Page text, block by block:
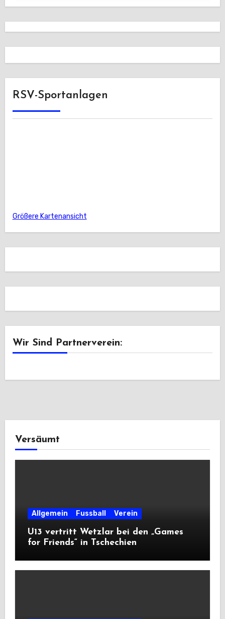
RSV-Sportanlagen
Größere Kartenansicht
Wir Sind Partnerverein:
Versäumt
Allgemein Fussball Verein
U13 vertritt Wetzlar bei den „Games
for Friends“ in Tschechien